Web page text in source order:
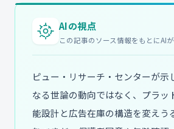
AIの視点
この記事のソース情報をもとにAI
ピュー・リサーチ・センターが示
なる世論の動向ではなく、プラッ
能設計と広告在庫の構造を変えう